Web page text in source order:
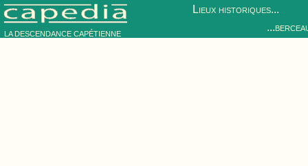
LA DESCENDANCE CAPÉTIENNE
Lieux historiques...